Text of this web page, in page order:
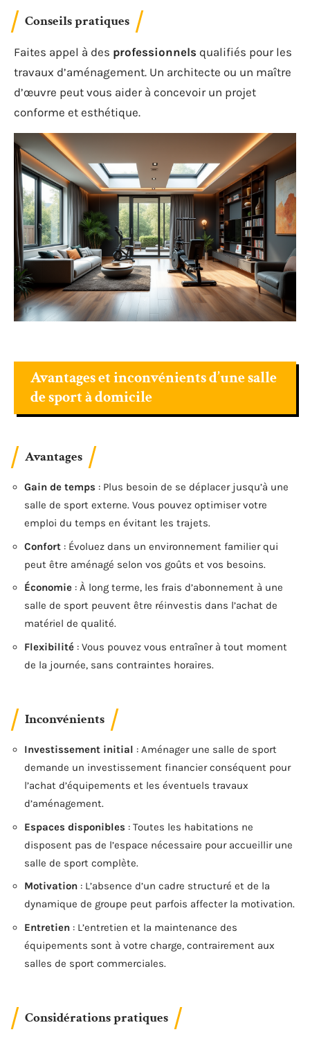
Conseils pratiques
Faites appel à des professionnels qualifiés pour les
travaux d’aménagement. Un architecte ou un maître
d’œuvre peut vous aider à concevoir un projet
conforme et esthétique.
Avantages et inconvénients d’une salle
de sport à domicile
Avantages
Gain de temps : Plus besoin de se déplacer jusqu’à une
salle de sport externe. Vous pouvez optimiser votre
emploi du temps en évitant les trajets.
Confort : Évoluez dans un environnement familier qui
peut être aménagé selon vos goûts et vos besoins.
Économie : À long terme, les frais d’abonnement à une
salle de sport peuvent être réinvestis dans l’achat de
matériel de qualité.
Flexibilité : Vous pouvez vous entraîner à tout moment
de la journée, sans contraintes horaires.
Inconvénients
Investissement initial : Aménager une salle de sport
demande un investissement financier conséquent pour
l’achat d’équipements et les éventuels travaux
d’aménagement.
Espaces disponibles : Toutes les habitations ne
disposent pas de l’espace nécessaire pour accueillir une
salle de sport complète.
Motivation : L’absence d’un cadre structuré et de la
dynamique de groupe peut parfois affecter la motivation.
Entretien : L’entretien et la maintenance des
équipements sont à votre charge, contrairement aux
salles de sport commerciales.
Considérations pratiques